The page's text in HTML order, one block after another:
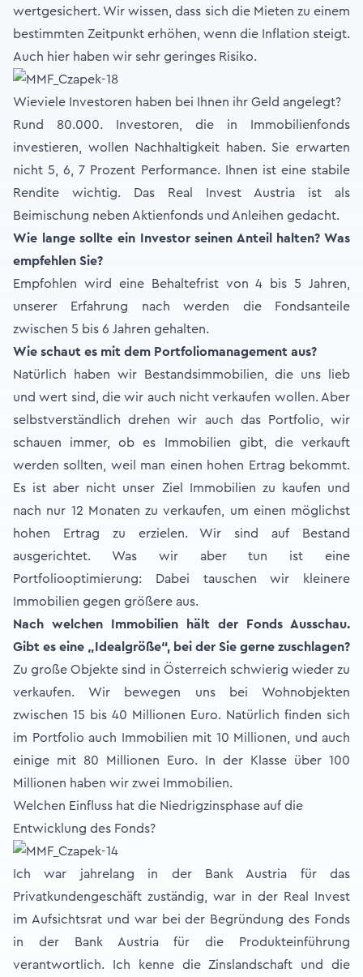
wertgesichert. Wir wissen, dass sich die Mieten zu einem
bestimmten Zeitpunkt erhöhen, wenn die Inflation steigt.
Auch hier haben wir sehr geringes Risiko.
Wieviele Investoren haben bei Ihnen ihr Geld angelegt?
Rund 80.000. Investoren, die in Immobilienfonds
investieren, wollen Nachhaltigkeit haben. Sie erwarten
nicht 5, 6, 7 Prozent Performance. Ihnen ist eine stabile
Rendite wichtig. Das Real Invest Austria ist als
Beimischung neben Aktienfonds und Anleihen gedacht.
Wie lange sollte ein Investor seinen Anteil halten? Was
empfehlen Sie?
Empfohlen wird eine Behaltefrist von 4 bis 5 Jahren,
unserer Erfahrung nach werden die Fondsanteile
zwischen 5 bis 6 Jahren gehalten.
Wie schaut es mit dem Portfoliomanagement aus?
Natürlich haben wir Bestandsimmobilien, die uns lieb
und wert sind, die wir auch nicht verkaufen wollen. Aber
selbstverständlich drehen wir auch das Portfolio, wir
schauen immer, ob es Immobilien gibt, die verkauft
werden sollten, weil man einen hohen Ertrag bekommt.
Es ist aber nicht unser Ziel Immobilien zu kaufen und
nach nur 12 Monaten zu verkaufen, um einen möglichst
hohen Ertrag zu erzielen. Wir sind auf Bestand
ausgerichtet. Was wir aber tun ist eine
Portfoliooptimierung: Dabei tauschen wir kleinere
Immobilien gegen größere aus.
Nach welchen Immobilien hält der Fonds Ausschau.
Gibt es eine „Idealgröße“, bei der Sie gerne zuschlagen?
Zu große Objekte sind in Österreich schwierig wieder zu
verkaufen. Wir bewegen uns bei Wohnobjekten
zwischen 15 bis 40 Millionen Euro. Natürlich finden sich
im Portfolio auch Immobilien mit 10 Millionen, und auch
einige mit 80 Millionen Euro. In der Klasse über 100
Millionen haben wir zwei Immobilien.
Welchen Einfluss hat die Niedrigzinsphase auf die
Entwicklung des Fonds?
Ich war jahrelang in der Bank Austria für das
Privatkundengeschäft zuständig, war in der Real Invest
im Aufsichtsrat und war bei der Begründung des Fonds
in der Bank Austria für die Produkteinführung
verantwortlich. Ich kenne die Zinslandschaft und die